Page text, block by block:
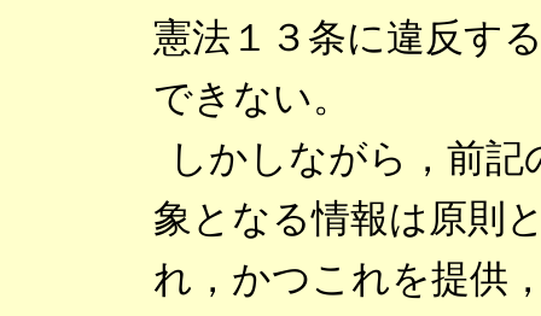
憲法１３条に違反す
できない。
しかしながら，前
象となる情報は原則
れ，かつこれを提供